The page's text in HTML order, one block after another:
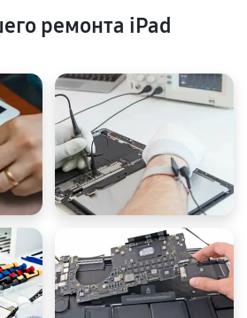
ремонта iPad